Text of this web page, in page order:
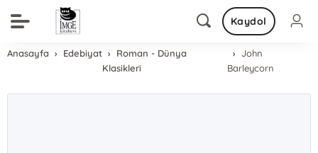
Kaydol
Anasayfa Edebiyat
Roman - Dünya
Klasikleri
John
Barleycorn